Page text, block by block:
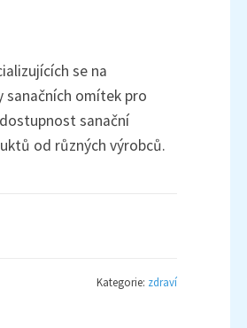
se na
sanačních omítek pro
sanační
od různých výrobců.
Kategorie: zdraví